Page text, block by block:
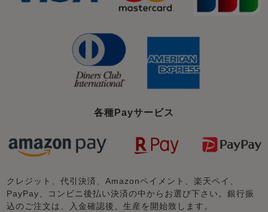
各種Payサービス
クレジット、代引決済、Amazonペイメント、楽天ペイ、
PayPay、コンビニ後払い決済の中からお選び下さい。銀行振
込のご注文は、入金確認後、生産を開始致します。